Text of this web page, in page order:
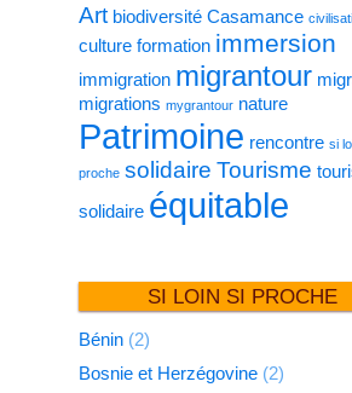
Art biodiversité Casamance
culture formation immersion
immigration migrantour
migrations mygrantour nature
Patrimoine rencontre si
proche solidaire Tourisme
solidaire équitable
SI LOIN SI PROCHE
Bénin(2)
Bosnie et Herzégovine(2)